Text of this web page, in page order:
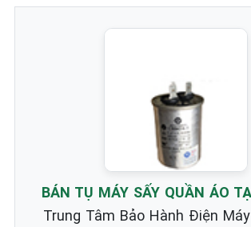
BÁN TỤ MÁY SẤY QUẦN ÁO
Trung Tâm Bảo Hành Điện Máy